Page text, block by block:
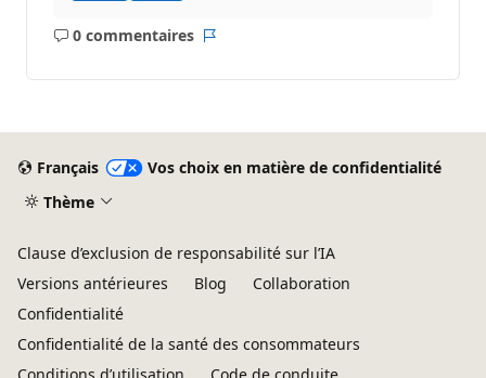
0 commentaires
Aucun
Français
Vos choix en matière de confidentialité
Thème
Clause d’exclusion de responsabilité sur l’IA
Versions antérieures
Blog
Collaboration
Confidentialité
Confidentialité de la santé des consommateurs